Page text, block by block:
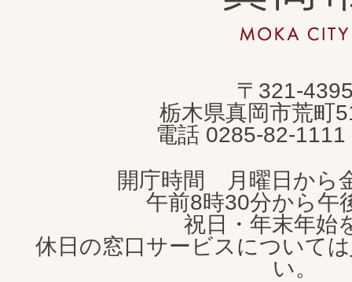
岡
市
CITY
〒321-
栃木県真岡市荒町
電話 0285-82-1111
開庁時間 月曜日から
午前8時30分から午
祝日・年末年始
休日の窓口サービスについては
い。